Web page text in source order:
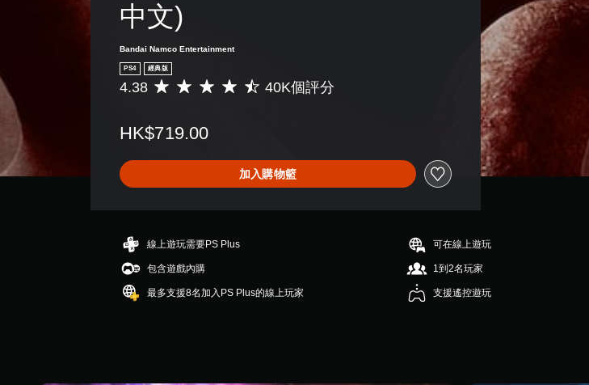
中文)
Bandai Namco Entertainment
PS4 經典版
平
分
4
.
8
星
滿
分
4.38 40K個評分
HK$719.00
加入購物籃
線上遊玩需要PS Plus
包含遊戲內購
最多支援8名加入PS Plus的線上玩家
可在線上遊玩
1到2名玩家
支援遙控遊玩